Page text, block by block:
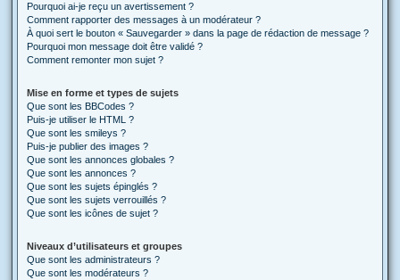
Pourquoi ai-je reçu un avertissement ?
Comment rapporter des messages à un modérateur ?
À quoi sert le bouton « Sauvegarder » dans la page de rédaction de message ?
Pourquoi mon message doit être validé ?
Comment remonter mon sujet ?
Mise en forme et types de sujets
Que sont les BBCodes ?
Puis-je utiliser le HTML ?
Que sont les smileys ?
Puis-je publier des images ?
Que sont les annonces globales ?
Que sont les annonces ?
Que sont les sujets épinglés ?
Que sont les sujets verrouillés ?
Que sont les icônes de sujet ?
Niveaux d’utilisateurs et groupes
Que sont les administrateurs ?
Que sont les modérateurs ?